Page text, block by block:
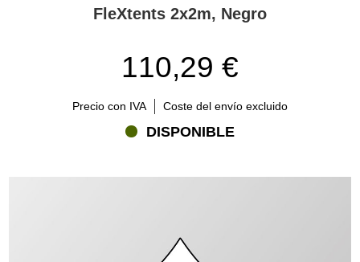
FleXtents 2x2m, Negro
110,29 €
Precio con IVA Coste del envío excluido
DISPONIBLE